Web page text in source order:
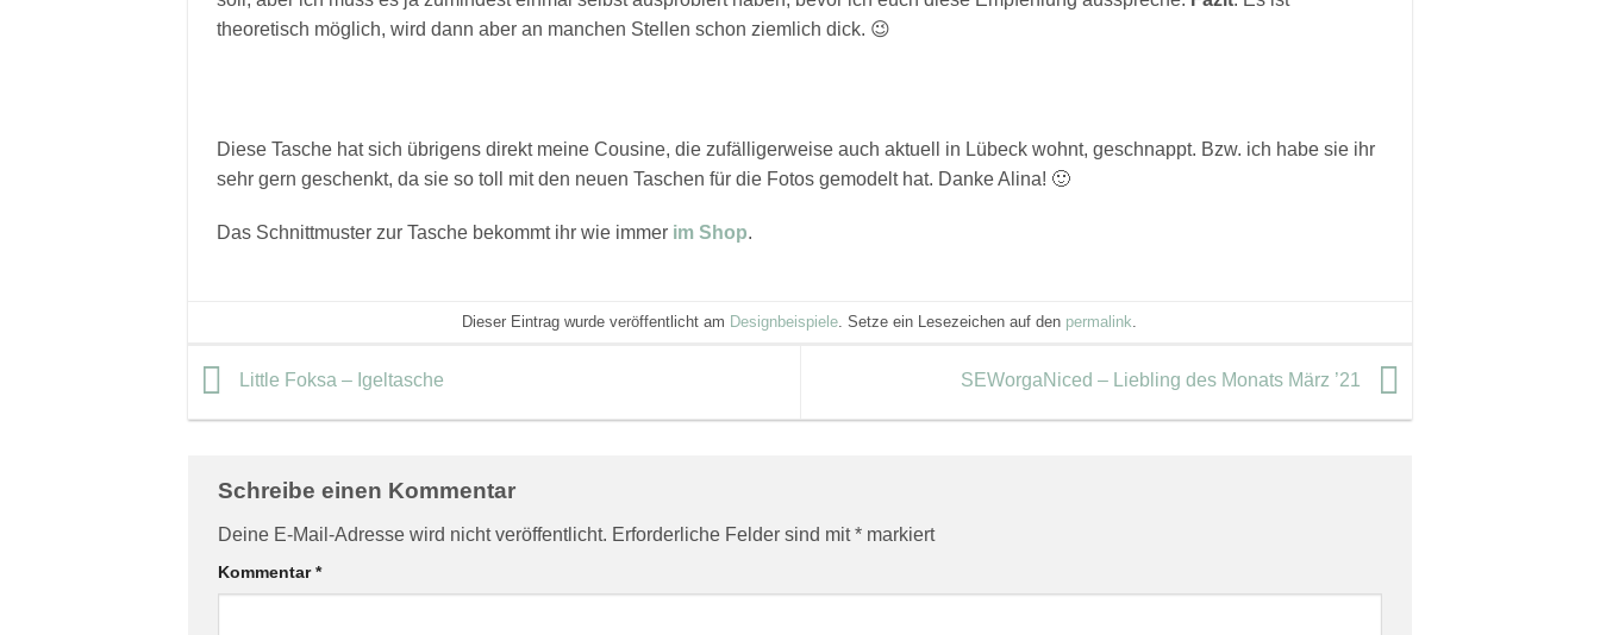
theoretisch möglich, wird dann aber an manchen Stellen schon ziemlich dick. 😉
Diese Tasche hat sich übrigens direkt meine Cousine, die zufälligerweise auch aktuell in Lübeck wohnt, geschnappt. Bzw. ich habe sie ihr
sehr gern geschenkt, da sie so toll mit den neuen Taschen für die Fotos gemodelt hat. Danke Alina! 🙂
Das Schnittmuster zur Tasche bekommt ihr wie immer im Shop.
Dieser Eintrag wurde veröffentlicht am Designbeispiele . Setze ein Lesezeichen auf den permalink
Little Foksa – Igeltasche SEWorgaNiced – Liebling des Monats März ’21
Schreibe einen Kommentar
Deine E-Mail-Adresse wird nicht veröffentlicht. Erforderliche Felder sind mit*markiert
Kommentar*